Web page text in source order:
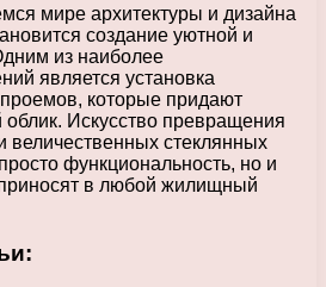
мире архитектуры и дизайна
создание уютной и
из наиболее
является установка
которые придают
облик. Искусство превращения
величественных стеклянных
функциональность, но и
приносят в любой жилищный